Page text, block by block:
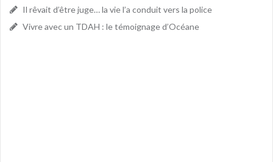
Il rêvait d’être juge… la vie l’a conduit vers la police
Vivre avec un TDAH : le témoignage d’Océane